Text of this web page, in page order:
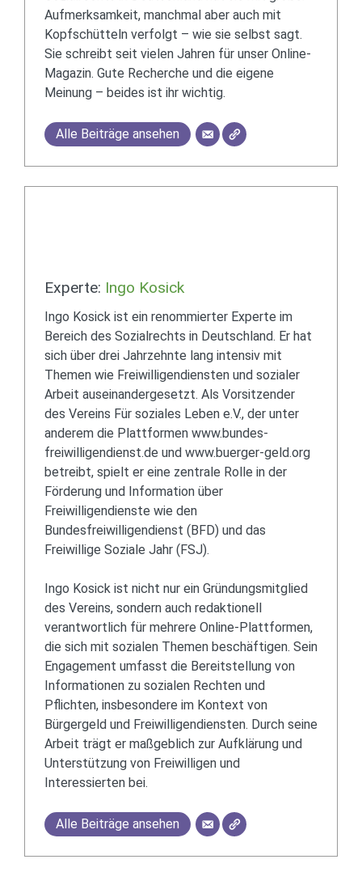
Aufmerksamkeit, manchmal aber auch mit
Kopfschütteln verfolgt – wie sie selbst sagt.
Sie schreibt seit vielen Jahren für unser Online-
Magazin. Gute Recherche und die eigene
Meinung – beides ist ihr wichtig.
Alle Beiträge ansehen
Experte: Ingo Kosick
Ingo Kosick ist ein renommierter Experte im
Bereich des Sozialrechts in Deutschland. Er hat
sich über drei Jahrzehnte lang intensiv mit
Themen wie Freiwilligendiensten und sozialer
Arbeit auseinandergesetzt. Als Vorsitzender
des Vereins Für soziales Leben e.V., der unter
anderem die Plattformen www.bundes-
freiwilligendienst.de und www.buerger-geld.org
betreibt, spielt er eine zentrale Rolle in der
Förderung und Information über
Freiwilligendienste wie den
Bundesfreiwilligendienst (BFD) und das
Freiwillige Soziale Jahr (FSJ).
Ingo Kosick ist nicht nur ein Gründungsmitglied
des Vereins, sondern auch redaktionell
verantwortlich für mehrere Online-Plattformen,
die sich mit sozialen Themen beschäftigen. Sein
Engagement umfasst die Bereitstellung von
Informationen zu sozialen Rechten und
Pflichten, insbesondere im Kontext von
Bürgergeld und Freiwilligendiensten. Durch seine
Arbeit trägt er maßgeblich zur Aufklärung und
Unterstützung von Freiwilligen und
Interessierten bei.
Alle Beiträge ansehen